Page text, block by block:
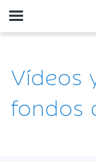
Vídeos
fondos